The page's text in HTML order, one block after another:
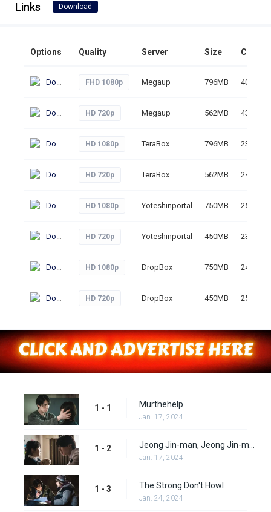
Links Download
Options Quality Server Size Clicks
Download FHD 1080p Megaup 796MB 40
Download HD 720p Megaup 562MB 43
Download HD 1080p TeraBox 796MB 237
Download HD 720p TeraBox 562MB 240
Download HD 1080p Yoteshinportal 750MB 252
Download HD 720p Yoteshinportal 450MB 234
Download HD 1080p DropBox 750MB 241
Download HD 720p DropBox 450MB 259
1 - 1 Murthehelp
Jan. 17, 2024
1 - 2
Jan. 17, 2024
1 - 3 The Strong Don't Howl
Jan. 24, 2024